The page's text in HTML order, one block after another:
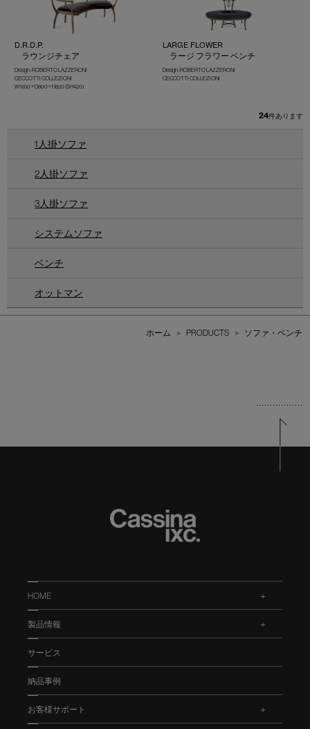
D.R.D.P.
ラウンジチェア
Design : ROBERTO LAZZERONI
CECCOTTI COLLEZIONI
W1650 × D800 × H820 (SH420)
LARGE FLOWER
ラージ フラワー ベンチ
Design : ROBERTO LAZZERONI
CECCOTTI COLLEZIONI
24件あります
1人掛ソファ
2人掛ソファ
3人掛ソファ
システムソファ
ベンチ
オットマン
ホーム > PRODUCTS > ソファ・ベンチ
HOME
製品情報
サービス
納品事例
お客様サポート